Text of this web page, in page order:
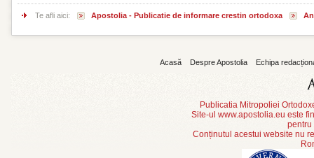
Te afli aici: Apostolia - Publicatie de informare crestin ortodoxa
Acasă Despre Apostolia Echipa
Publicatia Mitropoliei
Site-ul www.apostolia.eu este
pentru
Conținutul acestui website nu